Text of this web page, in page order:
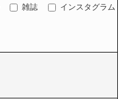
雑誌
インスタグラム